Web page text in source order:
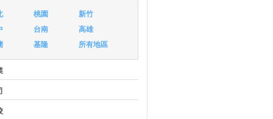
桃園
新竹
台南
高雄
基隆 所有地區